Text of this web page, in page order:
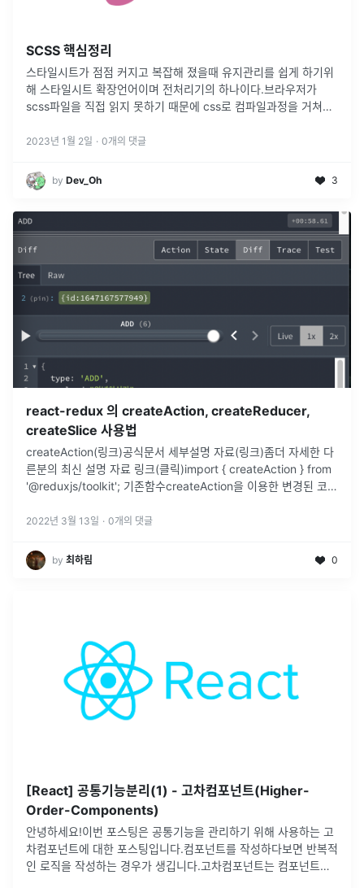
SCSS 핵심정리
스타일시트가 점점 커지고 복잡해 졌을때 유지관리를 쉽게 하기위
해 스타일시트 확장언어이며 전처리기의 하나이다.브라우저가
scss파일을 직접 읽지 못하기 때문에 css로 컴파일과정을 거쳐야
\_variables.scss...
2023년 1월 2일 · 0개의 댓글
by Dev_Oh 3
react-redux 의 createAction, createReducer,
createSlice 사용법
createAction(링크)공식문서 세부설명 자료(링크)좀더 자세한 다
른분의 최신 설명 자료 링크(클릭)import { createAction } from
'@reduxjs/toolkit'; 기존함수createAction을 이용한 변경된 코드
2022년 3월 13일 · 0개의 댓글
by 최하림 0
[React] 공통기능분리(1) - 고차컴포넌트(Higher-
Order-Components)
안녕하세요!이번 포스팅은 공통기능을 관리하기 위해 사용하는 고
차컴포넌트에 대한 포스팅입니다.컴포넌트를 작성하다보면 반복적
인 로직을 작성하는 경우가 생깁니다.고차컴포넌트는 컴포넌트를